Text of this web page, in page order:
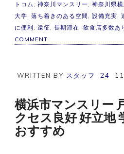
トコム , 神奈川マンスリー , 神奈川県
大学, 落ち着きのある空間 , 設備充実,
に便利 , 遠征, 長期滞在, 飲食店多数あ
COMMENT
横
市
マ
リ
ー
駅
チ
WRITTEN BY スタッフ 24 11
横浜市マンスリー
クセス良好 好立地
おすすめ